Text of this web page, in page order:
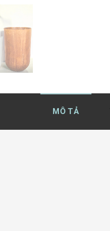
MÔ TẢ